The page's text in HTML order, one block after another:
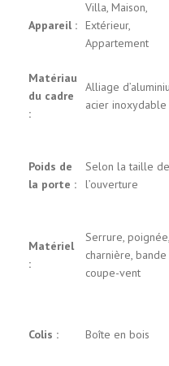
Appareil :
Villa, Maison,
Extérieur,
Appartement
Matériau
du cadre
:
Alliage
acier inoxydable
Poids de
la porte :
Selon la taille de
l’ouverture
Matériel
:
Serrure, poignée,
charnière, bande
coupe-vent
Colis : Boîte en bois